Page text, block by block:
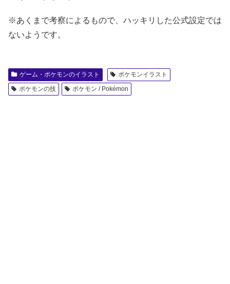
※あくまで考察によるもので、ハッキリした公式設定では
ないようです。
ゲーム・ポケモンのイラスト
ポケモンイラスト
ポケモンの技
ポケモン / Pokémon